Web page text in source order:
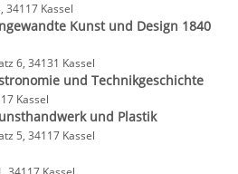
34117 Kassel
Kunst und Design 1840
6, 34131 Kassel
und Technikgeschichte
Kassel
und Plastik
5, 34117 Kassel